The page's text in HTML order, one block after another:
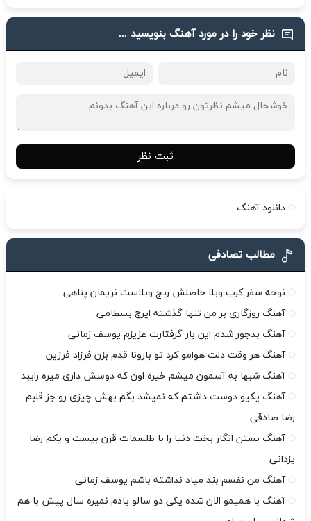
نظر خود را در مورد آهنگ بنویسید ...
ثبت نظر
دانلود آهنگ
مطالب تصادفی
نوحه سفر کرب وبلا حاصلش رنج وبلاست نریمان پناهی
آهنگ روزگاری بر من تنها گذشته ایرج بسطامی
آهنگ بدجور شدم این بار گرفتارت عزیزم یوسف زمانی
آهنگ هر وقت دلت هوامو کرد تو بارونا قدم بزن فرزاد فرزین
آهنگ شبها به آسمون میشم خیره اون که دوسش داری میره رایبد
آهنگ یکیو دوست داشتم که نمیشد بگم بهش چیزی رو جز قلبم
رضا صادقی
آهنگ بستن انگار بخت دنیا را با طلسمات قرن بیست و یکم رضا
یزدانی
آهنگ من نفسم بند میاد نداشته باشم یوسف زمانی
آهنگ با همیمو الان شده یکی دو سالو یادم نمیره سال پیش با هم